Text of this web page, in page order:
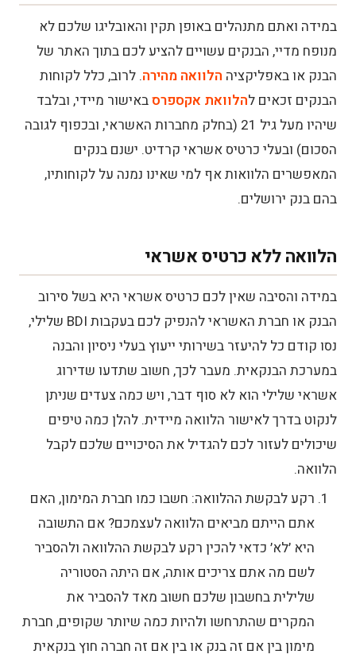
במידה ואתם מתנהלים באופן תקין והאובליגו שלכם לא
מנופח מדיי, הבנקים עשויים להציע לכם בתוך האתר של
הבנק או באפליקציה הלוואה מהירה. לרוב, כלל לקוחות
הבנקים זכאים להלוואת אקספרסבאישור מיידי, ובלבד
שיהיו מעל גיל 21 (בחלק מחברות האשראי, ובכפוף לגובה
הסכום) ובעלי כרטיס אשראי קרדיט. ישנם בנקים
המאפשרים הלוואות אף למי שאינו נמנה על לקוחותיו,
בהם בנק ירושלים.
הלוואה ללא כרטיס אשראי
במידה והסיבה שאין לכם כרטיס אשראי היא בשל סירוב
הבנק או חברת האשראי להנפיק לכם בעקבות BDI שלילי,
נסו קודם כל להיעזר בשירותי ייעוץ בעלי ניסיון והבנה
במערכת הבנקאית. מעבר לכך, חשוב שתדעו שדירוג
אשראי שלילי הוא לא סוף דבר, ויש כמה צעדים שניתן
לנקוט בדרך לאישור הלוואה מיידית. להלן כמה טיפים
שיכולים לעזור לכם להגדיל את הסיכויים שלכם לקבל
הלוואה.
רקע לבקשת ההלוואה: חשבו כמו חברת המימון, האם
אתם הייתם מביאים הלוואה לעצמכם? אם התשובה
היא ׳לא׳ כדאי להכין רקע לבקשת ההלוואה ולהסביר
לשם מה אתם צריכים אותה, אם היתה הסטוריה
שלילית בחשבון שלכם חשוב מאד להסביר את
המקרים שהתרחשו ולהיות כמה שיותר שקופים, חברת
מימון בין אם זה בנק או בין אם זה חברה חוץ בנקאית